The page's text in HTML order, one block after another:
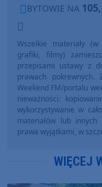
BYTOWIE NA
Wszelkie materiały
grafiki, filmy)
przepisami ustawy z
prawach pokrewnych.
Weekend FM/portalu
nieważności:
wykorzystywanie w
materiałów lub
prawa wyjątkami, w
WIĘCEJ